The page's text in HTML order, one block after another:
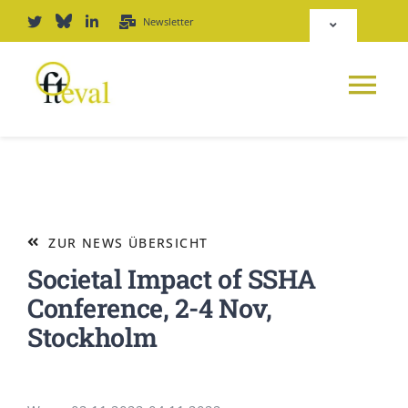
Inhalt
springen
Newsletter
Toggle
Deutsch
Login
JOURNAL
PODCAST
ZUR NEWS ÜBERSICHT
Societal Impact of SSHA
Conference, 2-4 Nov,
Stockholm